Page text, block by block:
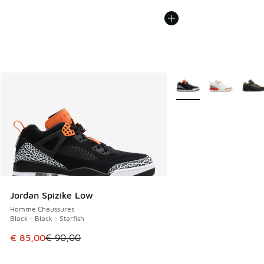
Jordan Spizike Low
Homme Chaussures
Black - Black - Starfish
Cet article est en promotion. Prix en baisse de € 90,00 à
€ 85,00€ 90,00
Plus de couleurs